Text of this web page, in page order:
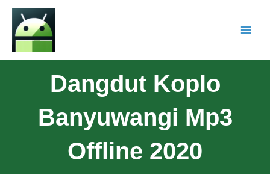
Dangdut Koplo
Banyuwangi Mp3
Offline 2020